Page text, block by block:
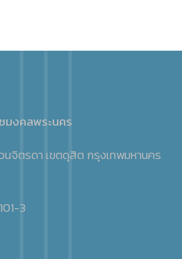
มงคลพระนคร
ตรดา เขตดุสิต กรุงเทพมหานคร
3